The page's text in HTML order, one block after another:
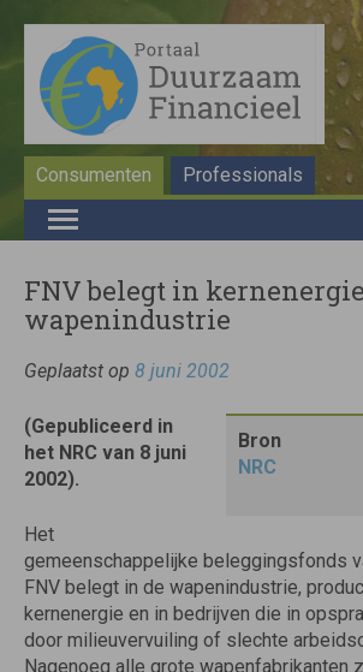
Consumenten Professionals
FNV belegt in
wapenindustrie
Geplaatst op 8 juni 2002
Bron
NRC
(Gepubliceerd in
het NRC van 8 juni
2002).
Het
gemeenschappelijke beleggingsfonds
FNV belegt in de wapenindustrie,
kernenergie en in bedrijven die in
door milieuvervuiling of slechte
Nagenoeg alle grote wapenfabrikanten